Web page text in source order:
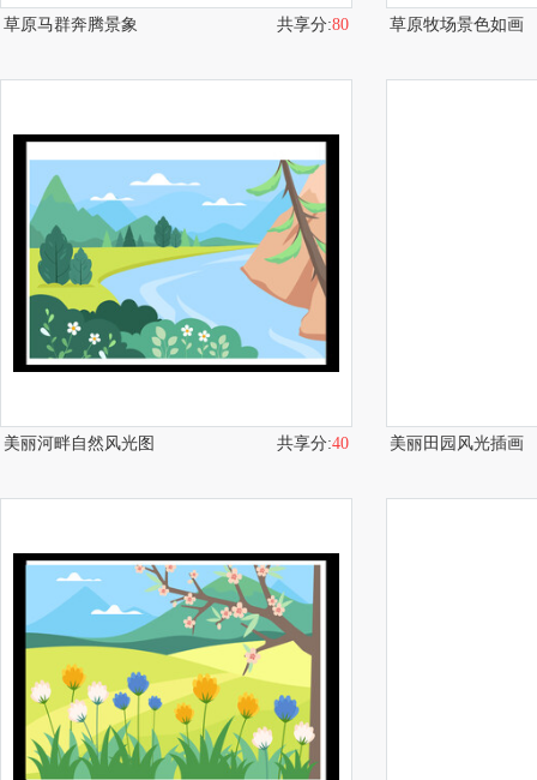
草原马群奔腾景象 共享分:80 草原牧场景色如画
美丽河畔自然风光图 共享分:40 美丽田园风光插画